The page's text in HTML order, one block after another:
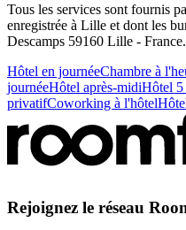
Tous les services sont fournis
enregistrée à Lille et dont les
Descamps 59160 Lille - France.
Hôtel en journéeChambre à
journéeHôtel après-midiHôtel 5
privatifCoworking à l'hôtel
Rejoignez le réseau